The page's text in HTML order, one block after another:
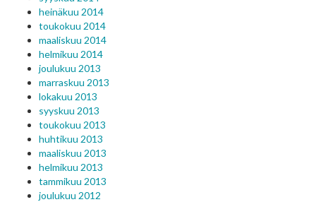
heinäkuu 2014
toukokuu 2014
maaliskuu 2014
helmikuu 2014
joulukuu 2013
marraskuu 2013
lokakuu 2013
syyskuu 2013
toukokuu 2013
huhtikuu 2013
maaliskuu 2013
helmikuu 2013
tammikuu 2013
joulukuu 2012